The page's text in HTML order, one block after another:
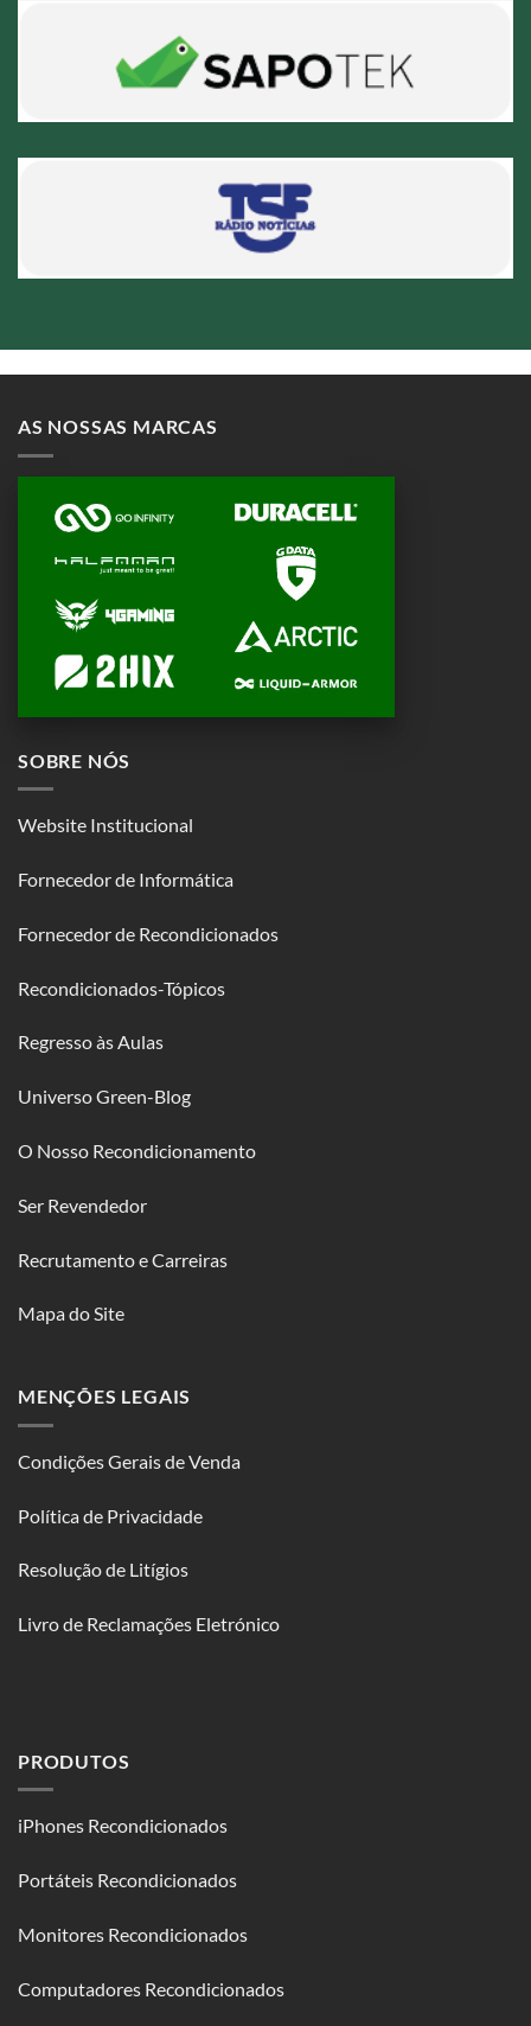
AS NOSSAS MARCAS
SOBRE NÓS
Website Institucional
Fornecedor de Informática
Fornecedor de Recondicionados
Recondicionados-Tópicos
Regresso às Aulas
Universo Green-Blog
O Nosso Recondicionamento
Ser Revendedor
Recrutamento e Carreiras
Mapa do Site
MENÇÕES LEGAIS
Condições Gerais de Venda
Política de Privacidade
Resolução de Litígios
Livro de Reclamações Eletrónico
PRODUTOS
iPhones Recondicionados
Portáteis Recondicionados
Monitores Recondicionados
Computadores Recondicionados